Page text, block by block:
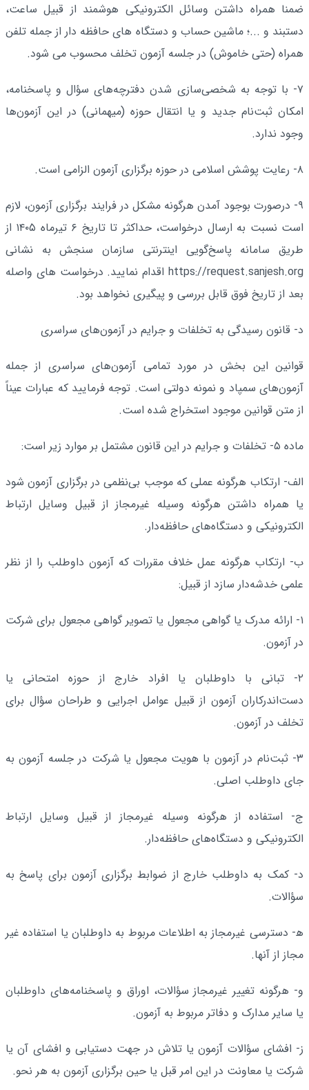
ضمنا همراه داشتن وسائل الکترونیکی هوشمند از قبیل ساعت،
دستبند و ...؛ ماشین حساب و دستگاه های حافظه دار از جمله تلفن
همراه (حتی خاموش) در جلسه آزمون تخلف محسوب می شود.
۷- با توجه به شخصی‌سازی شدن دفترچه‌های سؤال و پاسخنامه،
امکان ثبت‌‎نام جدید و یا انتقال حوزه (میهمانی) در این آزمون‌ها
وجود ندارد.
۸- رعایت پوشش اسلامی در حوزه برگزاری آزمون الزامی است.
۹- درصورت بوجود آمدن هرگونه مشکل در فرایند برگزاری آزمون، لازم
است نسبت به ارسال درخواست، حداکثر تا تاریخ ۶ تیرماه ۱۴۰۵ از
طریق سامانه پاسخ‌گویی اینترنتی سازمان سنجش به نشانی
https://request.sanjesh.org اقدام نمایید. درخواست های واصله
بعد از تاریخ فوق قابل بررسی و پیگیری نخواهد بود.
د- قانون رسیدگی به تخلفات و جرایم در آزمون‌های سراسری
قوانین این بخش در مورد تمامی آزمون‌های سراسری از جمله
آزمون‌های سمپاد و نمونه دولتی است. توجه فرمایید که عبارات عیناً
از متن قوانین موجود استخراج شده است.
ماده ۵- تخلفات و جرایم در این قانون مشتمل بر موارد زیر است:
الف- ارتکاب هرگونه عملی که موجب بی‌نظمی در برگزاری آزمون شود
یا همراه داشتن هرگونه وسیله غیرمجاز از قبیل وسایل ارتباط
الکترونیکی و دستگاه‌های حافظه‌دار.
ب- ارتکاب هرگونه عمل خلاف مقررات که آزمون داوطلب را از نظر
علمی خدشه‌دار سازد از قبیل:
۱- ارائه مدرک یا گواهی مجعول یا تصویر گواهی مجعول برای شرکت
در آزمون.
۲- تبانی با داوطلبان یا افراد خارج از حوزه امتحانی یا
دست‌اندرکاران آزمون از قبیل عوامل اجرایی و طراحان سؤال برای
تخلف در آزمون.
۳- ثبت‌نام در آزمون با هویت مجعول یا شرکت در جلسه آزمون به
جای داوطلب اصلی.
ج- استفاده از هرگونه وسیله غیرمجاز از قبیل وسایل ارتباط
الکترونیکی و دستگاه‌های حافظه‌دار.
د- کمک به داوطلب خارج از ضوابط برگزاری آزمون برای پاسخ به
سؤالات.
ه‍- دسترسی غیرمجاز به اطلاعات مربوط به داوطلبان یا استفاده غیر
مجاز از آنها.
و- هرگونه تغییر غیرمجاز سؤالات، اوراق و پاسخنامه‌های داوطلبان
یا سایر مدارک و دفاتر مربوط به آزمون.
ز- افشای سؤالات آزمون یا تلاش در جهت دستیابی و افشای آن یا
شرکت یا معاونت در این امر قبل یا حین برگزاری آزمون به هر نحو.